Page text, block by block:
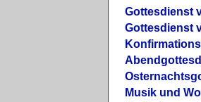
Gottesdienst
Gottesdienst
Musik und